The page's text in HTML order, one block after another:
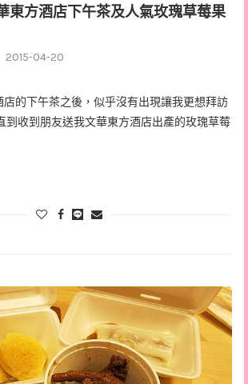
東方酒店下午茶及人氣玫瑰草莓果
2015-04-20
店的下午茶之後，似乎沒有出現讓我更想拜訪
到收到朋友送我文華東方酒店出產的玫瑰草莓